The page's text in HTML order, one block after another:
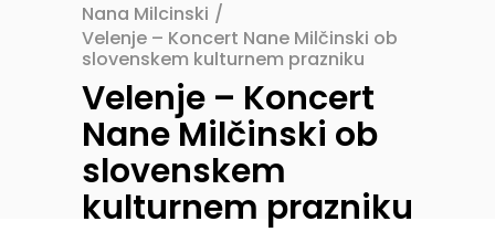
Nana Milcinski /
Velenje – Koncert Nane Milčinski ob
slovenskem kulturnem prazniku
Velenje – Koncert
Nane Milčinski ob
slovenskem
kulturnem prazniku